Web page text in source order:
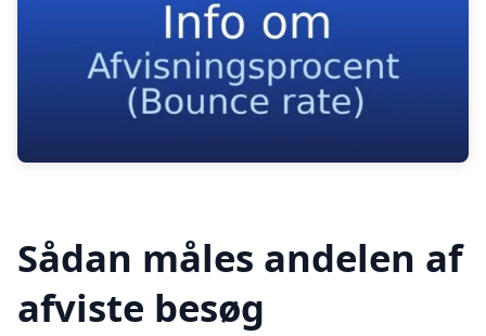
Sådan måles andelen af
afviste besøg